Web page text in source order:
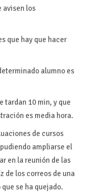
avisen los
que hay que hacer
alumno es
tardan 10 min, y que
es media hora.
de cursos
ampliarse el
en la reunión de las
de los correos de una
se ha quejado.